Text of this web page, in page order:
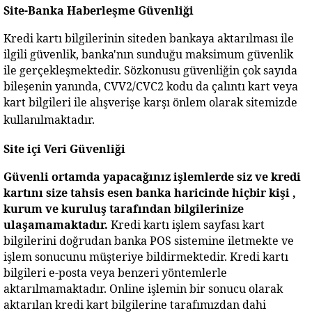
Site-Banka Haberleşme Güvenliği
Kredi kartı bilgilerinin siteden bankaya aktarılması ile
ilgili güvenlik, banka'nın sunduğu maksimum güvenlik
ile gerçekleşmektedir. Sözkonusu güvenliğin çok sayıda
bileşenin yanında, CVV2/CVC2 kodu da çalıntı kart veya
kart bilgileri ile alışverişe karşı önlem olarak sitemizde
kullanılmaktadır.
Site içi Veri Güvenliği
Güvenli ortamda yapacağınız işlemlerde siz ve kredi
kartını size tahsis esen banka haricinde hiçbir kişi ,
kurum ve kuruluş tarafından bilgilerinize
ulaşamamaktadır. Kredi kartı işlem sayfası kart
bilgilerini doğrudan banka POS sistemine iletmekte ve
işlem sonucunu müşteriye bildirmektedir. Kredi kartı
bilgileri e-posta veya benzeri yöntemlerle
aktarılmamaktadır. Online işlemin bir sonucu olarak
aktarılan kredi kart bilgilerine tarafımızdan dahi